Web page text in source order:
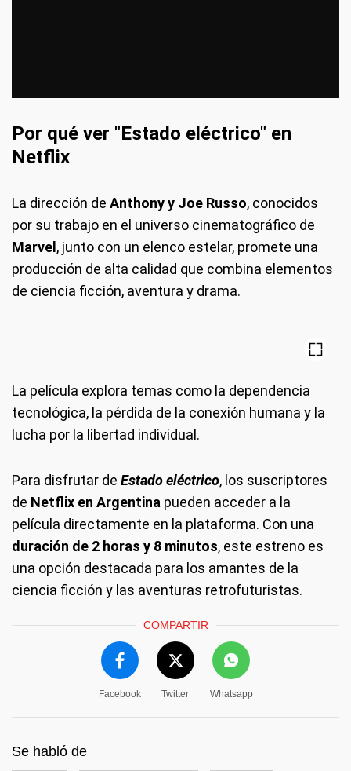
Por qué ver "Estado eléctrico" en
Netflix
La dirección de Anthony y Joe Russo, conocidos
por su trabajo en el universo cinematográfico de
Marvel , junto con un elenco estelar, promete una
producción de alta calidad que combina elementos
de ciencia ficción, aventura y drama.
La película explora temas como la dependencia
tecnológica, la pérdida de la conexión humana y la
lucha por la libertad individual.
Para disfrutar de Estado eléctrico, los suscriptores
de Netflix en Argentina pueden acceder a la
película directamente en la plataforma. Con una
duración de 2 horas y 8 minutos, este estreno es
una opción destacada para los amantes de la
ciencia ficción y las aventuras retrofuturistas.
COMPARTIR
Facebook Twitter Whatsapp
Se habló de